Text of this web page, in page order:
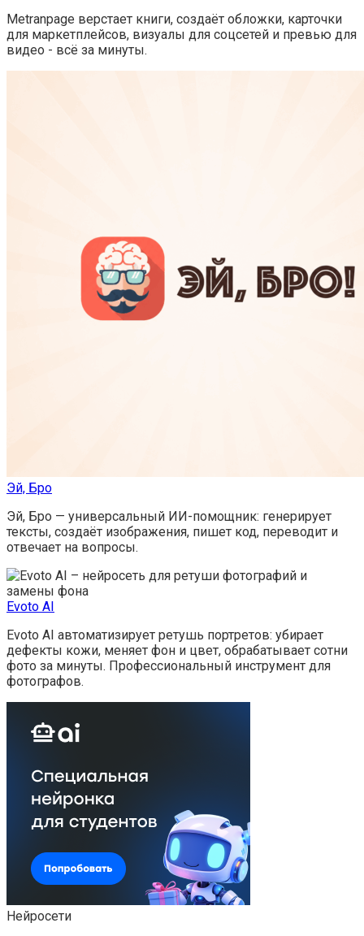
Metranpage верстает книги, создаёт обложки, карточки
для маркетплейсов, визуалы для соцсетей и превью для
видео - всё за минуты.
Эй, Бро
Эй, Бро — универсальный ИИ-помощник: генерирует
тексты, создаёт изображения, пишет код, переводит и
отвечает на вопросы.
Evoto AI
Evoto AI автоматизирует ретушь портретов: убирает
дефекты кожи, меняет фон и цвет, обрабатывает сотни
фото за минуты. Профессиональный инструмент для
фотографов.
Нейросети